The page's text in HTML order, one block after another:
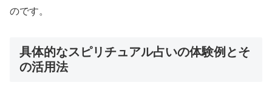
のです。
具体的なスピリチュアル占いの体験例とそ
の活用法